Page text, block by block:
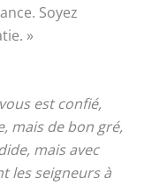
Soyez
»
est confié,
mais de bon gré,
mais avec
les seigneurs à